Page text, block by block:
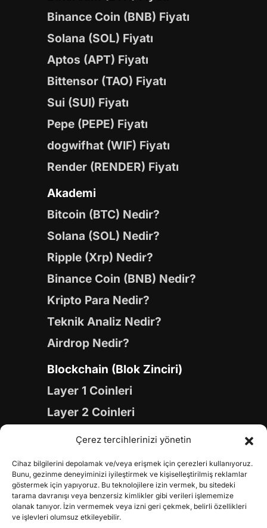
Çerez tercihlerinizi yönetin
Cihaz bilgilerini depolamak ve/veya erişmek için çerezleri kullanıyoruz.
Bunu, gezinme deneyiminizi iyileştirmek ve kişiselleştirilmiş reklamlar
göstermek için yapıyoruz. Bu teknolojilere izin vermek, bu sitedeki
tarama davranışı veya benzersiz kimlikler gibi verileri işlememize
olanak tanıyor. İzin vermemek veya izni geri çekmek, belirli özellikleri
ve işlevleri olumsuz etkileyebilir.
Binance Coin (BNB) Fiyatı
Solana (SOL) Fiyatı
Aptos (APT) Fiyatı
Bittensor (TAO) Fiyatı
Sui (SUI) Fiyatı
Pepe (PEPE) Fiyatı
dogwifhat (WIF) Fiyatı
Render (RENDER) Fiyatı
Akademi
Bitcoin (BTC) Nedir?
Solana (SOL) Nedir?
Ripple (Xrp) Nedir?
Binance Coin (BNB) Nedir?
Kripto Para Nedir?
Teknik Analiz Nedir?
Airdrop Nedir?
Blockchain (Blok Zinciri)
Layer 1 Coinleri
Layer 2 Coinleri
Yapay Zeka (AI) Coinleri
Gaming Coinleri
RWA Coinleri
DeFi Coinleri